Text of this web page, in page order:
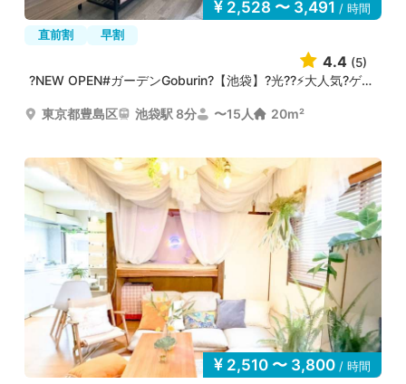
2,528 〜 3,491 / 時間
直前割
早割
4.4 (5)
?NEW OPEN#ガーデンGoburin?【池袋】?光??⚡大人気?ゲーム...
東京都豊島区 池袋駅 8分 〜15人 20m²
2,510 〜 3,800 / 時間